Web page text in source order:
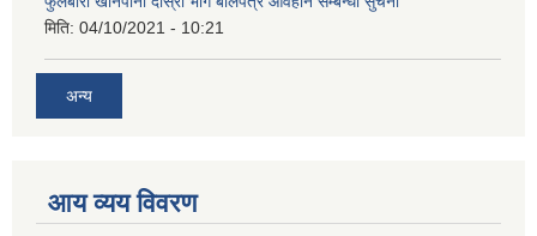
मिति: 04/10/2021 - 10:21
अन्य
आय व्यय विवरण